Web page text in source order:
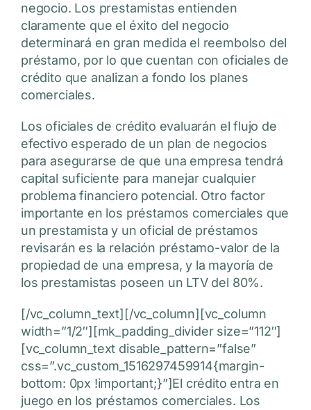
negocio. Los prestamistas entienden
claramente que el éxito del negocio
determinará en gran medida el reembolso del
préstamo, por lo que cuentan con oficiales de
crédito que analizan a fondo los planes
comerciales.
Los oficiales de crédito evaluarán el flujo de
efectivo esperado de un plan de negocios
para asegurarse de que una empresa tendrá
capital suficiente para manejar cualquier
problema financiero potencial. Otro factor
importante en los préstamos comerciales que
un prestamista y un oficial de préstamos
revisarán es la relación préstamo-valor de la
propiedad de una empresa, y la mayoría de
los prestamistas poseen un LTV del 80%.
[/vc_column_text][/vc_column][vc_column
width=”1/2″][mk_padding_divider size=”112″]
[vc_column_text disable_pattern=”false”
css=”.vc_custom_1516297459914{margin-
bottom: 0px !important;}”]El crédito entra en
juego en los préstamos comerciales. Los